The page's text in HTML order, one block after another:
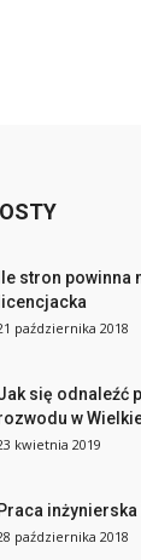
Ile stron powinna
licencjacka
października 2018
się odnaleźć
w
kwietnia 2019
Praca
października 2018